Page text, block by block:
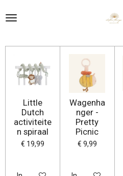
direct
Little
Dutch
activiteite
n spiraal
€ 19,99
Wagenha
nger -
Pretty
Picnic
€ 9,99